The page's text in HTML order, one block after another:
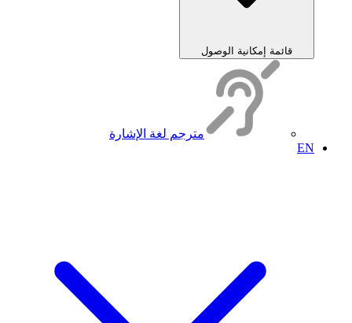
قائمة إمكانية الوصول
مترجم لغة الإشارة
EN